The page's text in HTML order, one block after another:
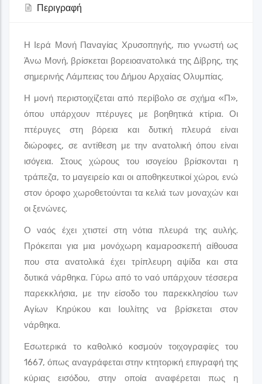
Περιγραφή
Η Ιερά Μονή Παναγίας Χρυσοπηγής, πιο γνωστή ως
Άνω Μονή, βρίσκεται βορειοανατολικά της Δίβρης, της
σημερινής Λάμπειας του Δήμου Αρχαίας Ολυμπίας.
Η μονή περιστοιχίζεται από περίβολο σε σχήμα «Π»,
όπου υπάρχουν πτέρυγες με βοηθητικά κτίρια. Οι
πτέρυγες στη βόρεια και δυτική πλευρά είναι
διώροφες, σε αντίθεση με την ανατολική όπου είναι
ισόγεια. Στους χώρους του ισογείου βρίσκονται η
τράπεζα, το μαγειρείο και οι αποθηκευτικοί χώροι, ενώ
στον όροφο χωροθετούνται τα κελιά των μοναχών και
οι ξενώνες.
Ο ναός έχει χτιστεί στη νότια πλευρά της αυλής.
Πρόκειται για μια μονόχωρη καμαροσκεπή αίθουσα
που στα ανατολικά έχει τρίπλευρη αψίδα και στα
δυτικά νάρθηκα. Γύρω από το ναό υπάρχουν τέσσερα
παρεκκλήσια, με την είσοδο του παρεκκλησίου των
Αγίων Κηρύκου και Ιουλίτης να βρίσκεται στον
νάρθηκα.
Εσωτερικά το καθολικό κοσμούν τοιχογραφίες του
1667, όπως αναγράφεται στην κτητορική επιγραφή της
κύριας εισόδου, στην οποία αναφέρεται πως η